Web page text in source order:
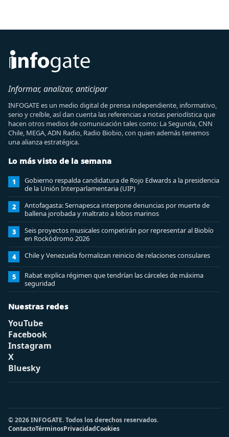
Informar, analizar, anticipar
INFOGATE es un medio digital de prensa independiente, informativo,
serio y creíble, así dan cuenta las referencias a notas periodística que
hacen otros medios de comunicación tales como: La Segunda, CNN
Chile, MEGA, ADN Radio, Radio Biobio, con quien además tenemos
una alianza estratégica.
Lo más visto de la semana
1
Gobierno respalda candidatura de Rojo Edwards a la presidencia
de la Unión Interparlamentaria (UIP)
2
Antofagasta: Sernapesca interpone denuncias por muerte de
ballena jorobada y maltrato a lobos marinos
3
Seis proyectos musicales competirán por representar al Biobío
en Rockódromo 2026
4 Chile y Venezuela formalizan reinicio de relaciones consulares
5
Rabat explica régimen que tendrían las cárceles de máxima
seguridad
Nuestras redes
YouTube
Facebook
Instagram
X
Bluesky
© 2026 INFOGATE. Todos los derechos reservados.
ContactoTérminosPrivacidadCookies